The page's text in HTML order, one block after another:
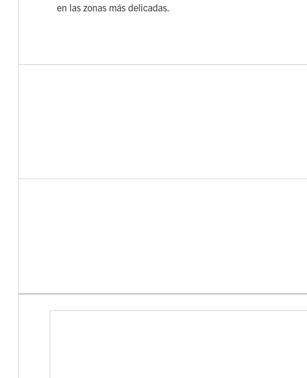
en las zonas más delicadas.